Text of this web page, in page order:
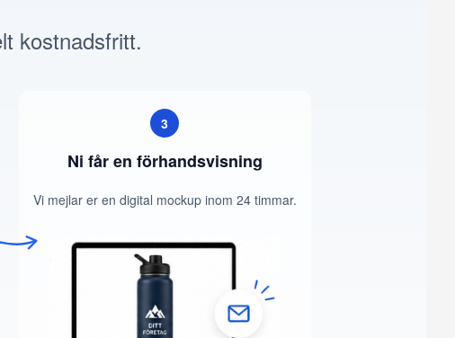
kostnadsfritt.
3
Ni får en förhandsvisning
Vi mejlar er en digital mockup inom 24 timmar.